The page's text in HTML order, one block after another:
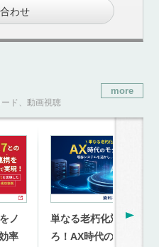
わせ
ド、動画視聴
more
ノ
率
単なる老朽化対策を超
ろ！AX時代のモダナイ